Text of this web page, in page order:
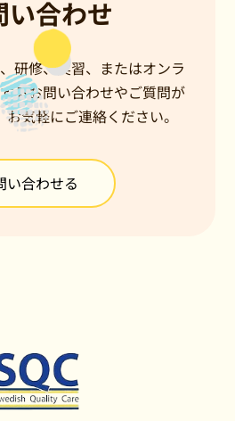
い合わせ
研修、実習、またはオンラ
るお問い合わせやご質問が
気軽にご連絡ください。
い合わせる